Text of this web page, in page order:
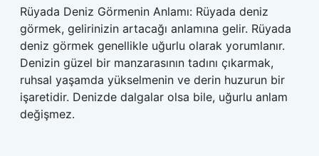
Rüyada Deniz Görmenin Anlamı: Rüyada deniz
görmek, gelirinizin artacağı anlamına gelir. Rüyada
deniz görmek genellikle uğurlu olarak yorumlanır.
Denizin güzel bir manzarasının tadını çıkarmak,
ruhsal yaşamda yükselmenin ve derin huzurun bir
işaretidir. Denizde dalgalar olsa bile, uğurlu anlam
değişmez.